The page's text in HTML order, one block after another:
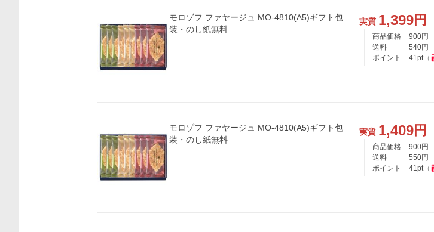
モロゾフ ファヤージュ MO-4810(A5)ギフト包
装・のし紙無料
実質 1,399円
商品価格 900円
送料
540円
ポイント
41pt（
モロゾフ ファヤージュ MO-4810(A5)ギフト包
装・のし紙無料
実質 1,409円
商品価格 900円
送料
550円
ポイント
41pt（